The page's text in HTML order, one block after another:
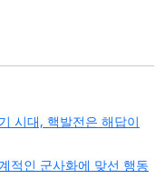
시대, 핵발전은 해답이
적인 군사화에 맞선 행동